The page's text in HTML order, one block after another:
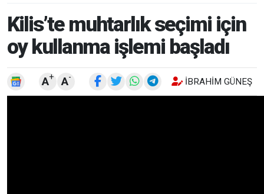
Kilis’te muhtarlık seçimi için
oy kullanma işlemi başladı
A+ A- İBRAHIM GÜNEŞ